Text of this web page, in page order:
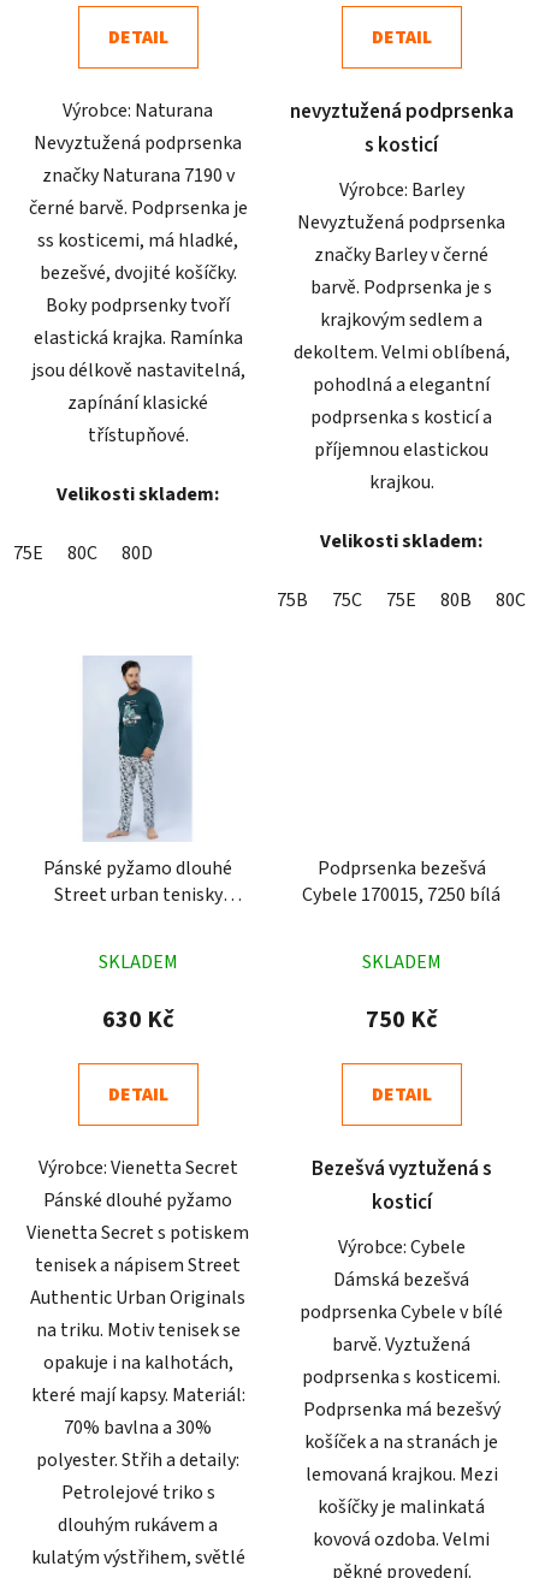
5,0
z
hvězdiček.
DETAIL
Výrobce: Naturana
Nevyztužená podprsenka
značky Naturana 7190 v
černé barvě. Podprsenka je
ss kosticemi, má hladké,
bezešvé, dvojité košíčky.
Boky podprsenky tvoří
elastická krajka. Ramínka
jsou délkově nastavitelná,
zapínání klasické
třístupňové.
Velikosti skladem:
75E 80C 80D
4,9
z
hvězdiček.
DETAIL
nevyztužená podprsenka
s kosticí
Výrobce: Barley
Nevyztužená podprsenka
značky Barley v černé
barvě. Podprsenka je s
krajkovým sedlem a
dekoltem. Velmi oblíbená,
pohodlná a elegantní
podprsenka s kosticí a
příjemnou elastickou
krajkou.
Velikosti skladem:
75B 75C 75E 80B 80C
Pánské pyžamo dlouhé
Street urban tenisky
hodnocení
produktu
4,7
z
hvězdiček.
SKLADEM
630 Kč
DETAIL
Výrobce: Vienetta Secret
Pánské dlouhé pyžamo
Vienetta Secret s potiskem
tenisek a nápisem Street
Authentic Urban Originals
na triku. Motiv tenisek se
opakuje i na kalhotách,
které mají kapsy. Materiál:
70% bavlna a 30%
polyester. Střih a detaily:
Petrolejové triko s
dlouhým rukávem a
kulatým výstřihem, světlé
Podprsenka bezešvá
Cybele 170015, 7250 bílá
hodnocení
produktu
5,0
z
hvězdiček.
SKLADEM
750 Kč
DETAIL
Bezešvá vyztužená s
kosticí
Výrobce: Cybele
Dámská bezešvá
podprsenka Cybele v bílé
barvě. Vyztužená
podprsenka s kosticemi.
Podprsenka má bezešvý
košíček a na stranách je
lemovaná krajkou. Mezi
košíčky je malinkatá
kovová ozdoba. Velmi
pěkné provedení.